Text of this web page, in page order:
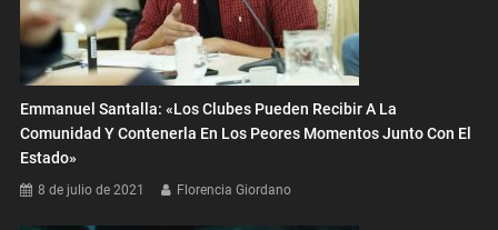
Emmanuel Santalla: «Los Clubes Pueden Recibir A La
Comunidad Y Contenerla En Los Peores Momentos Junto Con El
Estado»
8 de julio de 2021 Florencia Giordano